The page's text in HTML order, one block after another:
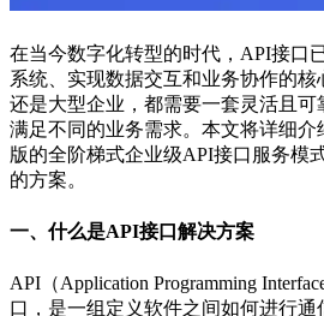
在当今数字化转型的时代，API接口
系统、实现数据交互和业务协作的核
还是大型企业，都需要一套灵活且
满足不同的业务需求。本文将详细
版的全阶梯式企业级API接口服务模
的方案。
一、什么是API接口解决方案
API（Application Programming
口，是一组定义软件之间如何进行